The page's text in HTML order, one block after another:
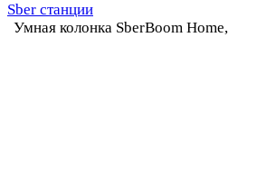
Sber станции
Умная колонка SberBoom Home,